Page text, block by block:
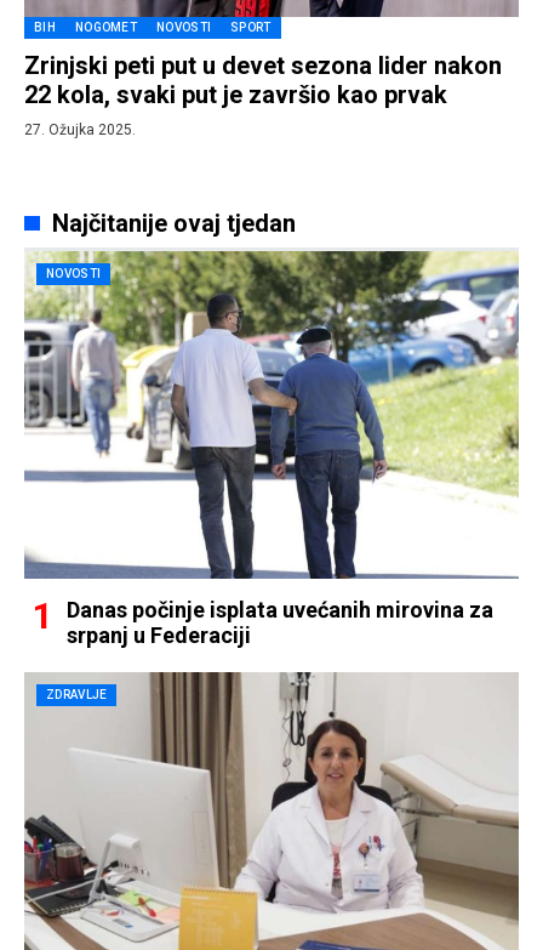
BIH NOGOMET NOVOSTI SPORT
Zrinjski peti put u devet sezona lider nakon
22 kola, svaki put je završio kao prvak
27. Ožujka 2025.
Najčitanije ovaj tjedan
NOVOSTI
Danas počinje isplata uvećanih mirovina za
srpanj u Federaciji
ZDRAVLJE